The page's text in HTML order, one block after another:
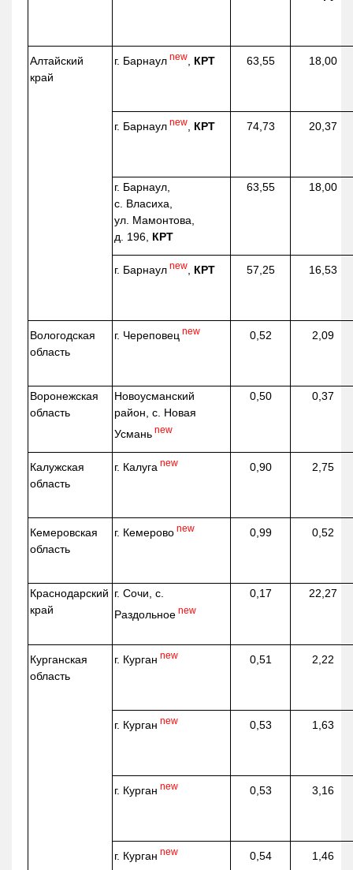
Алтайский
край
г. Барнаул new КРТ 63,55 18,00
г. Барнаул new КРТ 74,73 20,37
г. Барнаул,
с. Власиха,
ул. Мамонтова,
д. 196, КРТ
63,55 18,00
г. Барнаул new КРТ 57,25 16,53
Вологодская
область
г. Череповец new 0,52 2,09
Воронежская
область
Новоусманский
район, с. Новая
Усмань new
0,50 0,37
Калужская
область
г. Калуга new 0,90 2,75
Кемеровская
область
г. Кемерово new 0,99 0,52
Краснодарский
край
г. Сочи, с.
Раздольное new
0,17 22,27
Курганская
область
г. Курган new 0,51 2,22
г. Курган new 0,53 1,63
г. Курган new 0,53 3,16
г. Курган new 0,54 1,46